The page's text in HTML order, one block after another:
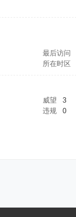
最后访问
所在时区
威望
3
违规
0